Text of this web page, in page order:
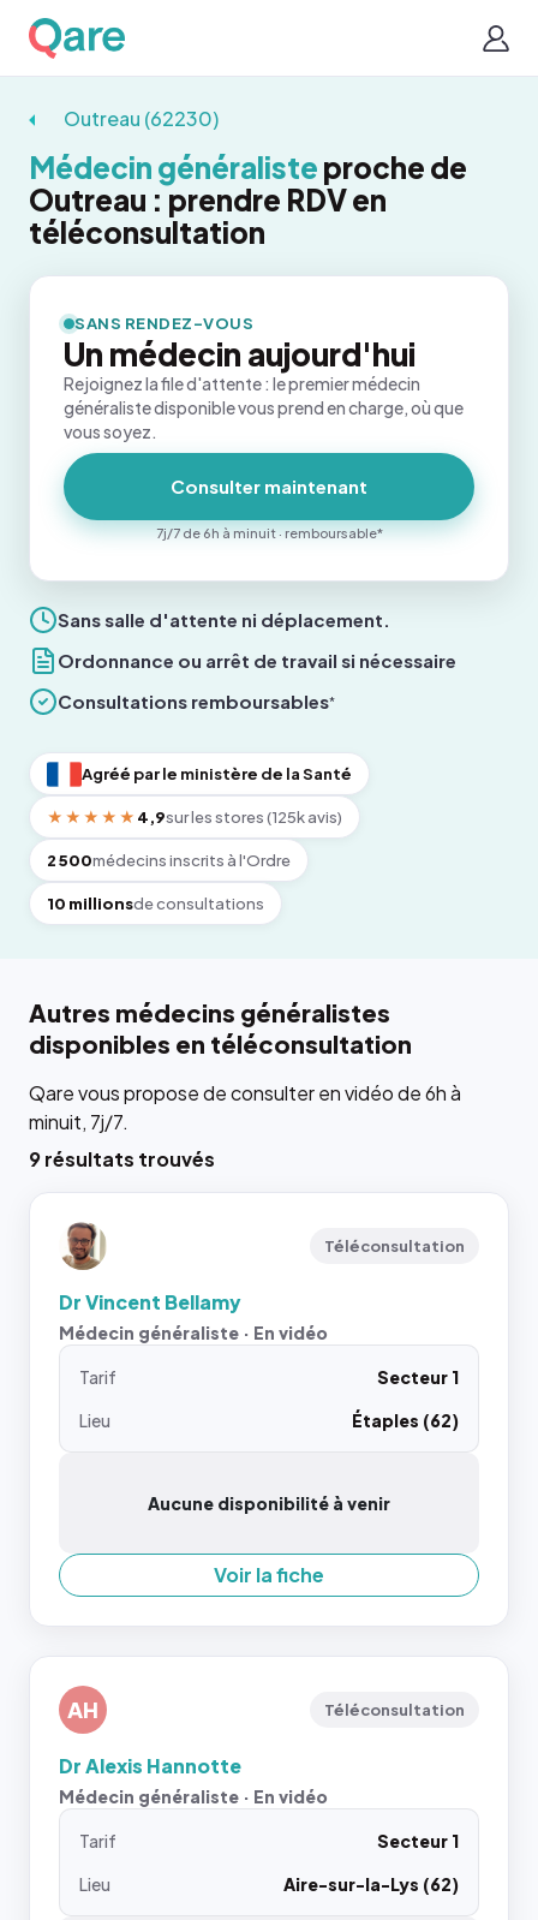
Outreau (62230)
Médecin généraliste proche de
Outreau : prendre RDV en
téléconsultation
Sans salle d'attente ni déplacement.
Ordonnance ou arrêt de travail si nécessaire
Consultations remboursables*
Agréé par le ministère de la Santé
★★★★★ 4,9sur les stores (125k avis)
2 500médecins inscrits à l'Ordre
10 millionsde consultations
SANS RENDEZ-VOUS
Un médecin aujourd'hui
Rejoignez la file d'attente : le premier médecin
généraliste disponible vous prend en charge, où que
vous soyez.
Consulter maintenant
7j/7 de 6h à minuit · remboursable*
Autres médecins généralistes
disponibles en téléconsultation
Qare vous propose de consulter en vidéo de 6h à
minuit, 7j/7.
9 résultats trouvés
Téléconsultation
Dr Vincent Bellamy
Médecin généraliste · En vidéo
Tarif
Secteur 1
Lieu
Étaples (62)
Aucune disponibilité à venir
Voir la fiche
AH Téléconsultation
Dr Alexis Hannotte
Médecin généraliste · En vidéo
Tarif
Secteur 1
Lieu
Aire-sur-la-Lys (62)